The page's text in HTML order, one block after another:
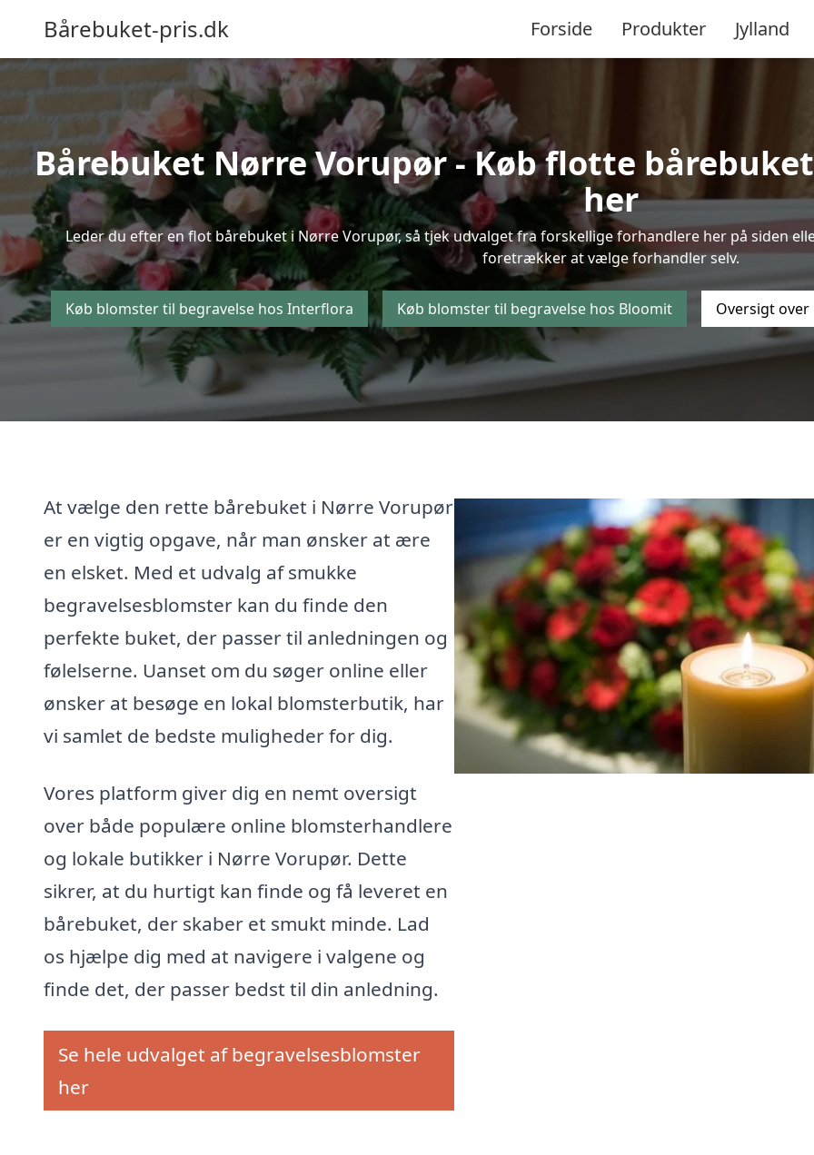
Bårebuket-pris.dk Forside Produkter Jylland
Bårebuket Nørre Vorupør - Køb flotte
her
Leder du efter en flot bårebuket i Nørre Vorupør, så tjek udvalget fra forskellige forhandlere her på siden
foretrækker at vælge forhandler selv.
Køb blomster til begravelse hos Interflora Køb blomster til begravelse hos Bloomit Oversigt
At vælge den rette bårebuket i Nørre Vorupør
er en vigtig opgave, når man ønsker at ære
en elsket. Med et udvalg af smukke
begravelsesblomster kan du finde den
perfekte buket, der passer til anledningen og
følelserne. Uanset om du søger online eller
ønsker at besøge en lokal blomsterbutik, har
vi samlet de bedste muligheder for dig.
Vores platform giver dig en nemt oversigt
over både populære online blomsterhandlere
og lokale butikker i Nørre Vorupør. Dette
sikrer, at du hurtigt kan finde og få leveret en
bårebuket, der skaber et smukt minde. Lad
os hjælpe dig med at navigere i valgene og
finde det, der passer bedst til din anledning.
Se hele udvalget af begravelsesblomster
her